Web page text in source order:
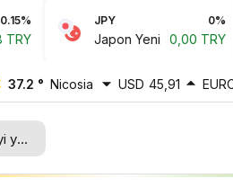
Japon Yeni 0,00 TRY
37.2 ° Nicosia USD 45,91